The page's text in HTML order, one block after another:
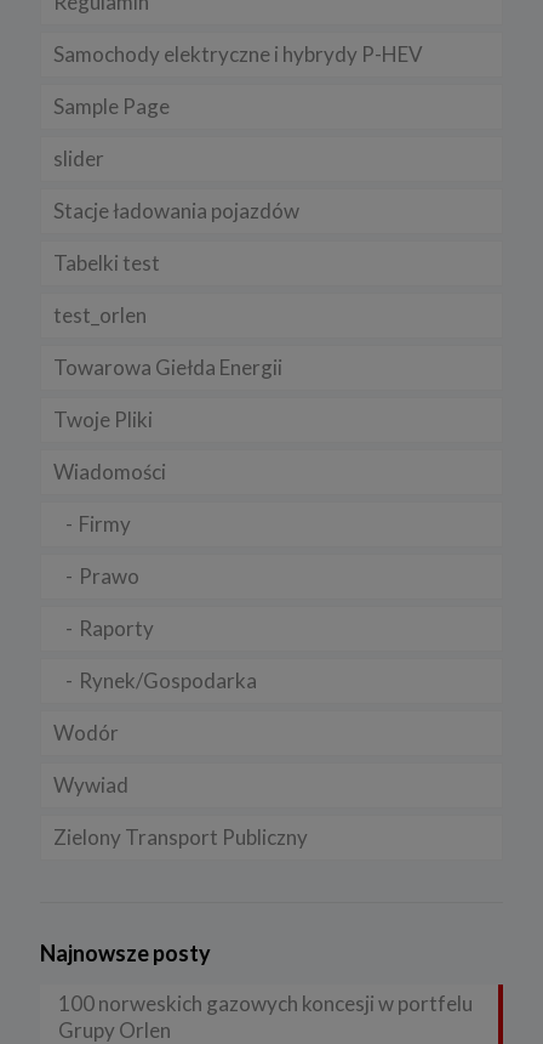
Samochody elektryczne i hybrydy P-HEV
Sample Page
slider
Stacje ładowania pojazdów
Tabelki test
test_orlen
Towarowa Giełda Energii
Twoje Pliki
Wiadomości
Firmy
Prawo
Raporty
Rynek/Gospodarka
Wodór
Wywiad
Zielony Transport Publiczny
Najnowsze posty
100 norweskich gazowych koncesji w portfelu
Grupy Orlen